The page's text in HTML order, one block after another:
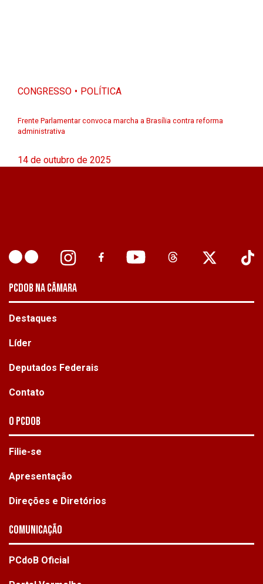
CONGRESSO POLÍTICA
Frente Parlamentar convoca marcha a Brasília contra reforma
administrativa
14 de outubro de 2025
PCDOB NA CÂMARA
Destaques
Líder
Deputados Federais
Contato
O PCdoB
Filie-se
Apresentação
Direções e Diretórios
Comunicação
PCdoB Oficial